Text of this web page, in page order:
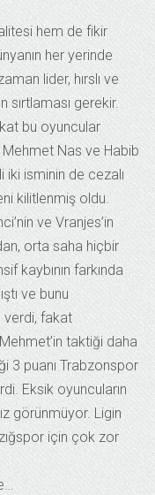
hem de fikir
her yerinde
lider, hırslı ve
sırtlaması gerekir.
bu oyuncular
Nas ve Habib
iki isminin de cezalı
kilitlenmiş oldu.
ve Vranjes’in
orta saha hiçbir
kaybının farkında
ve bunu
verdi, fakat
taktiği daha
3 puanı Trabzonspor
Eksik oyuncuların
görünmüyor. Ligin
için çok zor